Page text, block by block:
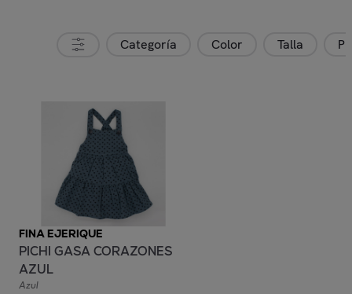
Categoría Color Talla
FINA EJERIQUE
PICHI GASA CORAZONES
AZUL
Azul